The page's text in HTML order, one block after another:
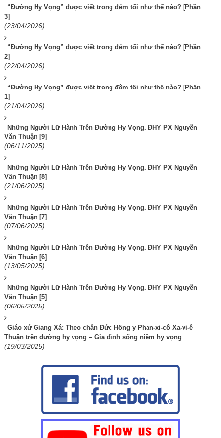
“Đường Hy Vọng” được viết trong đêm tối như thế nào? [Phần
3]
(23/04/2026)
“Đường Hy Vọng” được viết trong đêm tối như thế nào? [Phần
2]
(22/04/2026)
“Đường Hy Vọng” được viết trong đêm tối như thế nào? [Phần
1]
(21/04/2026)
Những Người Lữ Hành Trên Đường Hy Vọng. ĐHY PX Nguyễn
Văn Thuận [9]
(06/11/2025)
Những Người Lữ Hành Trên Đường Hy Vọng. ĐHY PX Nguyễn
Văn Thuận [8]
(21/06/2025)
Những Người Lữ Hành Trên Đường Hy Vọng. ĐHY PX Nguyễn
Văn Thuận [7]
(07/06/2025)
Những Người Lữ Hành Trên Đường Hy Vọng. ĐHY PX Nguyễn
Văn Thuận [6]
(13/05/2025)
Những Người Lữ Hành Trên Đường Hy Vọng. ĐHY PX Nguyễn
Văn Thuận [5]
(06/05/2025)
Giáo xứ Giang Xá: Theo chân Đức Hồng y Phan-xi-cô Xa-vi-ê
Thuận trên đường hy vọng – Gia đình sống niềm hy vọng
(19/03/2025)